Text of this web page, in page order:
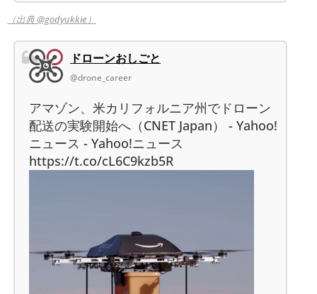
（出典 @godyukkie）
ドローンおしごと
@drone_career
アマゾン、米カリフォルニア州でドローン
配送の実験開始へ（CNET Japan） - Yahoo!
ニュース - Yahoo!ニュース
https://t.co/cL6C9kzb5R